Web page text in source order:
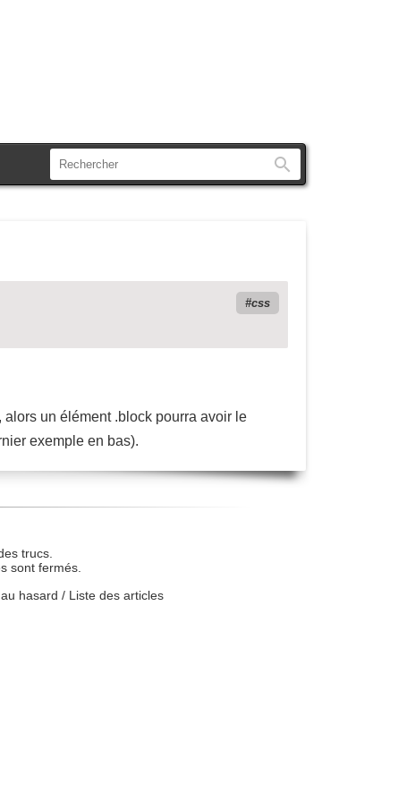
css
un élément .block pourra avoir le
exemple en bas).
trucs.
sont fermés.
hasard / Liste des articles